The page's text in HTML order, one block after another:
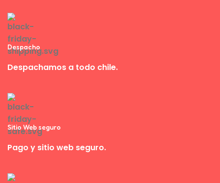
Despacho
Despachamos a todo chile.
Sitio Web seguro
Pago y sitio web seguro.